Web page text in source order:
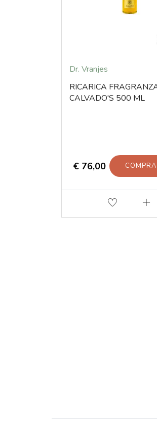
Dr. Vranjes
RICARICA
CALVADO'S 500 ML
€ 76,00